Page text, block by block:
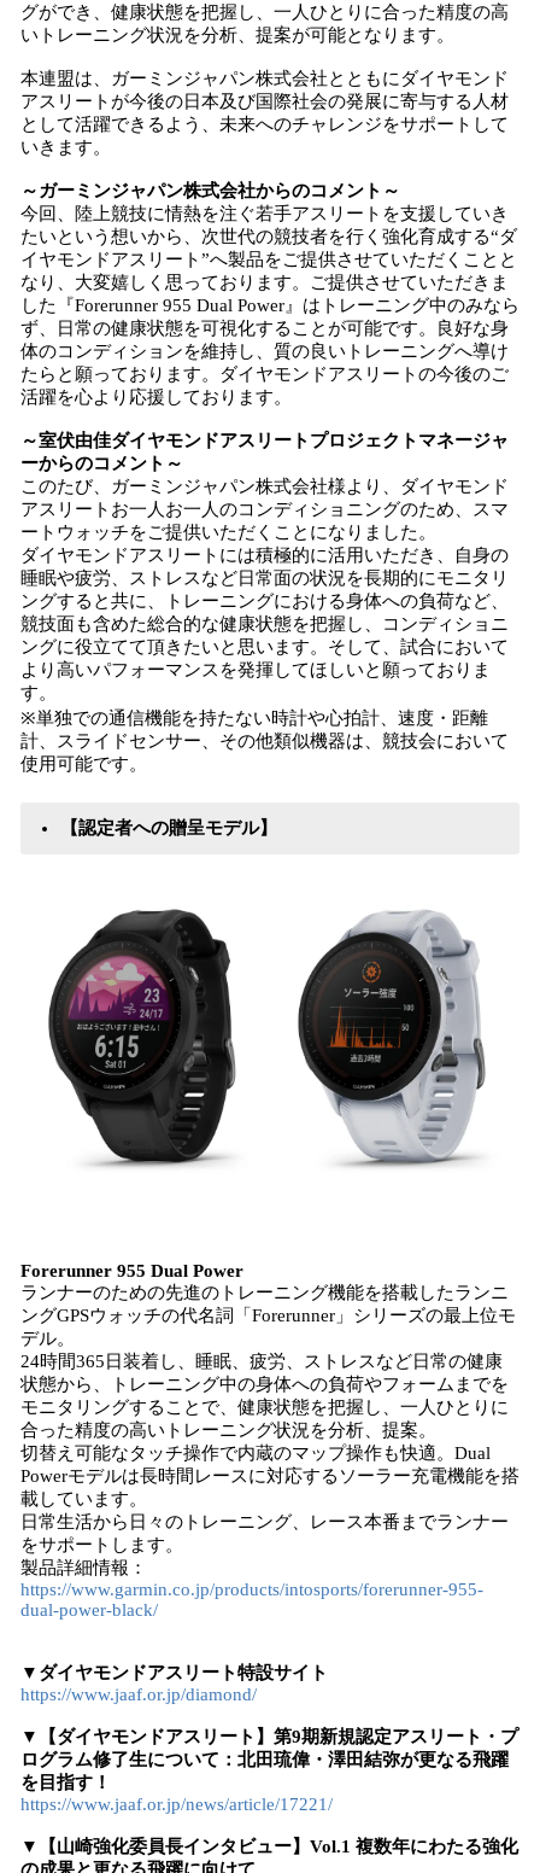
グができ、健康状態を把握し、一人ひとりに合った精度の高
いトレーニング状況を分析、提案が可能となります。
本連盟は、ガーミンジャパン株式会社とともにダイヤモンド
アスリートが今後の日本及び国際社会の発展に寄与する人材
として活躍できるよう、未来へのチャレンジをサポートして
いきます。
～ガーミンジャパン株式会社からのコメント～
今回、陸上競技に情熱を注ぐ若手アスリートを支援していき
たいという想いから、次世代の競技者を行く強化育成する“ダ
イヤモンドアスリート”へ製品をご提供させていただくことと
なり、大変嬉しく思っております。ご提供させていただきま
した『Forerunner 955 Dual Power』はトレーニング中のみなら
ず、日常の健康状態を可視化することが可能です。良好な身
体のコンディションを維持し、質の良いトレーニングへ導け
たらと願っております。ダイヤモンドアスリートの今後のご
活躍を心より応援しております。
～室伏由佳ダイヤモンドアスリートプロジェクトマネージャ
ーからのコメント～
このたび、ガーミンジャパン株式会社様より、ダイヤモンド
アスリートお一人お一人のコンディショニングのため、スマ
ートウォッチをご提供いただくことになりました。
ダイヤモンドアスリートには積極的に活用いただき、自身の
睡眠や疲労、ストレスなど日常面の状況を長期的にモニタリ
ングすると共に、トレーニングにおける身体への負荷など、
競技面も含めた総合的な健康状態を把握し、コンディショニ
ングに役立てて頂きたいと思います。そして、試合において
より高いパフォーマンスを発揮してほしいと願っておりま
す。
※単独での通信機能を持たない時計や心拍計、速度・距離
計、スライドセンサー、その他類似機器は、競技会において
使用可能です。
【認定者への贈呈モデル】
Forerunner 955 Dual Power
ランナーのための先進のトレーニング機能を搭載したランニ
ングGPSウォッチの代名詞「Forerunner」シリーズの最上位モ
デル。
24時間365日装着し、睡眠、疲労、ストレスなど日常の健康
状態から、トレーニング中の身体への負荷やフォームまでを
モニタリングすることで、健康状態を把握し、一人ひとりに
合った精度の高いトレーニング状況を分析、提案。
切替え可能なタッチ操作で内蔵のマップ操作も快適。Dual
Powerモデルは長時間レースに対応するソーラー充電機能を搭
載しています。
日常生活から日々のトレーニング、レース本番までランナー
をサポートします。
製品詳細情報：
https://www.garmin.co.jp/products/intosports/forerunner-955-
dual-power-black/
▼ダイヤモンドアスリート特設サイト
https://www.jaaf.or.jp/diamond/
▼【ダイヤモンドアスリート】第9期新規認定アスリート・プ
ログラム修了生について：北田琉偉・澤田結弥が更なる飛躍
を目指す！
https://www.jaaf.or.jp/news/article/17221/
▼【山崎強化委員長インタビュー】Vol.1 複数年にわたる強化